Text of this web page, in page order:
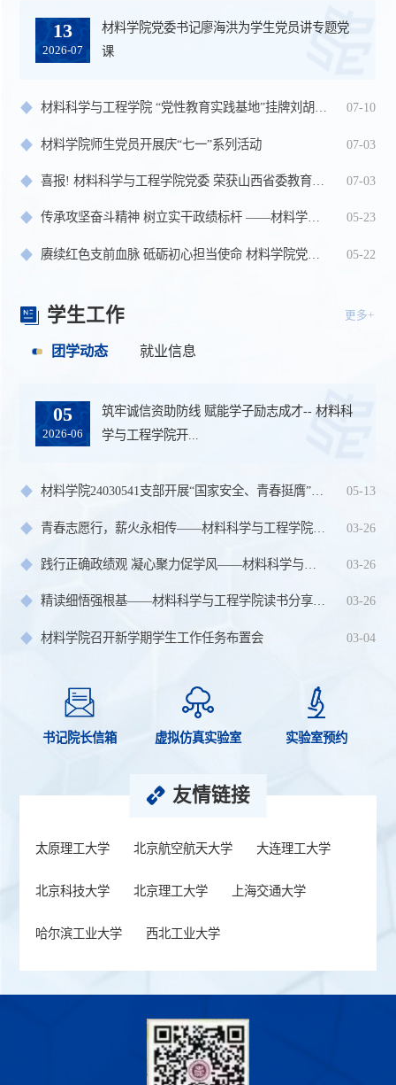
13
2026-07
材料学院党委书记廖海洪为学生党员讲专题党
课
材料科学与工程学院 “党性教育实践基地”挂牌刘胡兰纪念馆 07-10
材料学院师生党员开展庆“七一”系列活动 07-03
喜报! 材料科学与工程学院党委 荣获山西省委教育工委“先进基... 07-03
传承攻坚奋斗精神 树立实干政绩标杆 ——材料学院赴百团大战... 05-23
赓续红色支前血脉 砥砺初心担当使命 材料学院党员师生赴店子... 05-22
16
2026-04
复合材料与工程学生党支部开展“国创赛竞赛经
验及本科生科研...
学生工作
团学动态 就业信息
更多+
05
2026-06
筑牢诚信资助防线 赋能学子励志成才-- 材料科
学与工程学院开...
材料学院24030541支部开展“国家安全、青春挺膺”主题团日活... 05-13
青春志愿行，薪火永相传——材料科学与工程学院“雷锋月”主... 03-26
03-26
精读细悟强根基——材料科学与工程学院读书分享会圆满举办 03-26
材料学院召开新学期学生工作任务布置会 03-04
21
2026-06
材料科学与工程学院2026年本科招生宣传
书记院长信箱 虚拟仿真实验室 实验室预约
友情链接
太原理工大学 北京航空航天大学 大连理工大学
北京科技大学 北京理工大学 上海交通大学
哈尔滨工业大学 西北工业大学